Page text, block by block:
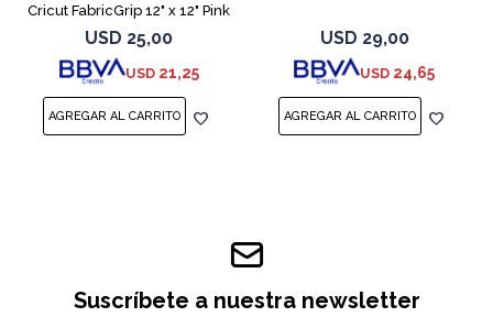
Cricut FabricGrip 12" x 12" Pink
USD 25,00
USD 21,25
USD 29,00
USD 24,65
Suscríbete a nuestra newsletter